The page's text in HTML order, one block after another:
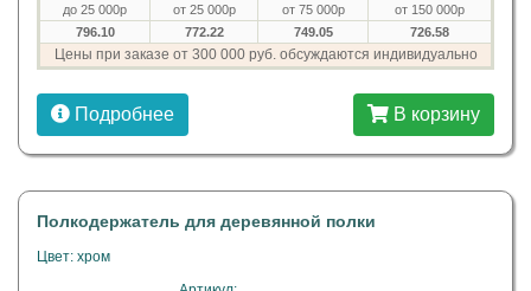
до 25 000р от 25 000р от 75 000р
от 150 000р
796.10
772.22 749.05 726.58
Цены при заказе от 300 000 руб. обсуждаются индивидуально
Подробнее В корзину
Полкодержатель для деревянной полки
Цвет: хром